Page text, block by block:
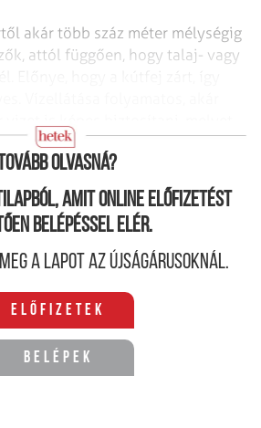
akár több száz méter mélységig
attól függően, hogy talaj- vagy
hozni.
Tovább olvasná?
amit online előfizetést
belépéssel elér.
a lapot az újságárusoknál.
Előfizetek
Belépek